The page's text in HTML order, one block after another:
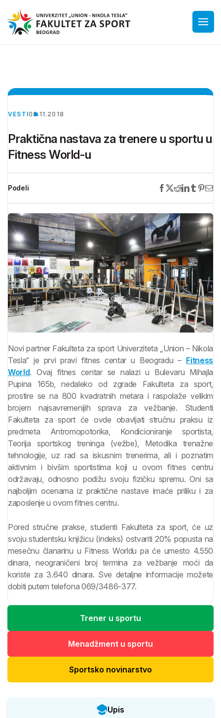
VESTI08.11.2018
Praktična nastava za trenere u sportu u
Fitness World-u
Podeli
Novi partner Fakulteta za sport Univerziteta „Union – Nikola
Tesla“ je prvi pravi fitnes centar u Beogradu – Fitness
World. Ovaj fitnes centar se nalazi u Bulevaru Mihajla
Pupina 165b, nedaleko od zgrade Fakulteta za sport,
prostire se na 800 kvadratnih metara i raspolaže velikim
brojem najsavremenijih sprava za vežbanje. Studenti
Fakulteta za sport će ovde obavljati stručnu praksu iz
predmeta Antromopotorika, Kondicioniranje sportista,
Teorija sportskog treninga (vežbe), Metodika trenažne
tehnologije, uz rad sa iskusnim trenerima, ali i poznatim
aktivnim i bivšim sportistima koji u ovom fitnes centru
održavaju, odnosno podižu svoju fizičku spremu. Oni sa
najboljim ocenama iz praktične nastave imaće priliku i za
zaposlenje u ovom fitnes centru.
Pored stručne prakse, studenti Fakulteta za sport, će uz
svoju studentsku knjižicu (indeks) ostvariti 20% popusta na
mesečnu članarinu u Fitness Worldu pa će umesto 4.550
dinara, neograničeni broj termina za vežbanje moći da
koriste za 3.640 dinara. Sve detaljne informacije možete
dobiti putem telefona 069/3486-377.
Trener u sportu
Menadžment u sportu
Sportsko novinarstvo
Upis